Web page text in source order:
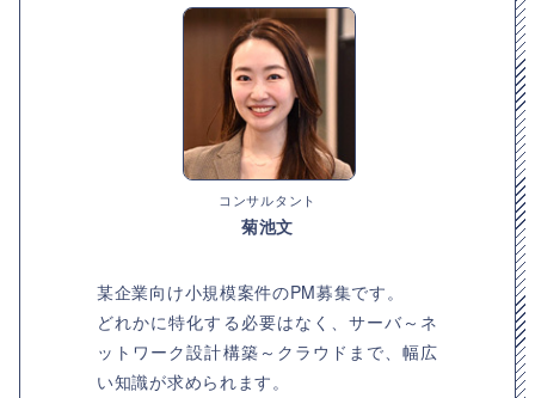
コンサルタント
菊池文
某企業向け小規模案件のPM募集です。
どれかに特化する必要はなく、サーバ～ネ
ットワーク設計構築～クラウドまで、幅広
い知識が求められます。